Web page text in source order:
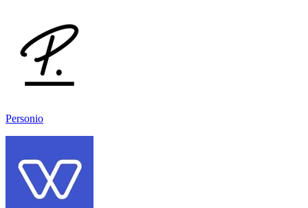
Personio